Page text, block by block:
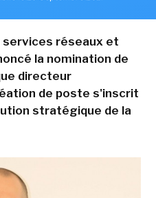
services réseaux et
la nomination de
directeur
de poste s'inscrit
stratégique de la